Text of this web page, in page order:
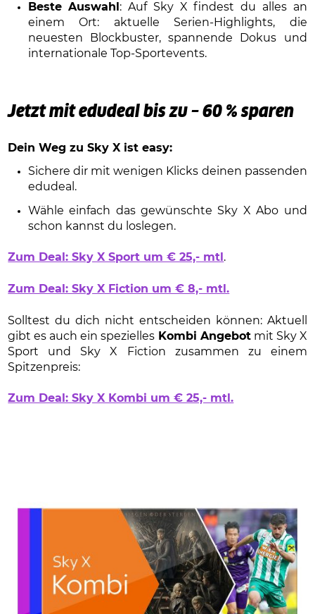
Beste Auswahl : Auf Sky X findest du alles an
einem Ort: aktuelle Serien-Highlights, die
neuesten Blockbuster, spannende Dokus und
internationale Top-Sportevents.
Jetzt mit edudeal bis zu – 60 % sparen
Dein Weg zu Sky X ist easy:
Sichere dir mit wenigen Klicks deinen passenden
edudeal.
Wähle einfach das gewünschte Sky X Abo und
schon kannst du loslegen.
Zum Deal: Sky X Sport um € 25,- mtl .
Zum Deal: Sky X Fiction um € 8,- mtl.
Solltest du dich nicht entscheiden können: Aktuell
gibt es auch ein spezielles Kombi Angebotmit Sky X
Sport und Sky X Fiction zusammen zu einem
Spitzenpreis:
Zum Deal: Sky X Kombi um € 25,- mtl.